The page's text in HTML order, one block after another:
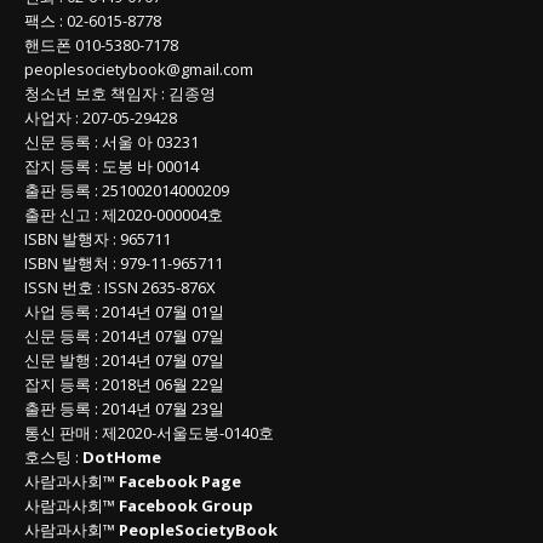
팩스 : 02-6015-8778
핸드폰 010-5380-7178
peoplesocietybook@gmail.com
청소년 보호 책임자 : 김종영
사업자 : 207-05-29428
신문 등록 : 서울 아 03231
잡지 등록 : 도봉 바 00014
출판 등록 : 251002014000209
출판 신고 : 제2020-000004호
ISBN 발행자 : 965711
ISBN 발행처 : 979-11-965711
ISSN 번호 : ISSN 2635-876X
사업 등록 : 2014년 07월 01일
신문 등록 : 2014년 07월 07일
신문 발행 : 2014년 07월 07일
잡지 등록 : 2018년 06월 22일
출판 등록 : 2014년 07월 23일
통신 판매 : 제2020-서울도봉-0140호
호스팅 : DotHome
사람과사회™ Facebook Page
사람과사회™ Facebook Group
사람과사회™ PeopleSocietyBook